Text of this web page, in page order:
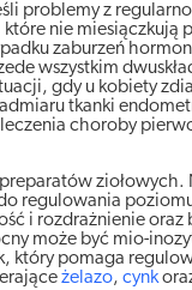
problemy z
nie miesiączkują
zaburzeń
wszystkim
gdy u kobiety
tkanki
choroby
ziołowych.
regulowania
i rozdrażnienie oraz
może być mio-
który pomaga
żelazo, cynk